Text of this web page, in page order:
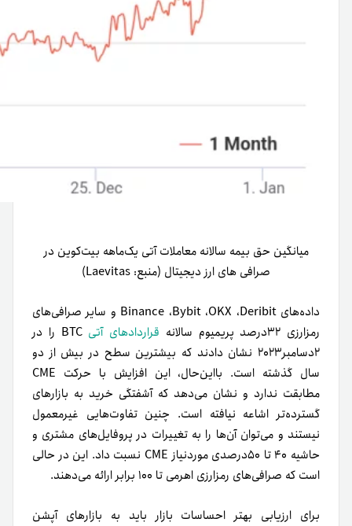
میانگین حق بیمه سالانه معاملات آتی یک‌ماهه بیت‌کوین در
صرافی های ارز دیجیتال (منبع: Laevitas)
داده‌های Binance ،‌Bybit ،‌OKX ،‌Deribit و سایر صرافی‌های
رمزارزی ۳۲درصد پریمیوم سالانه
قراردادهای آتی
BTC را در
۲‌دسامبر‌۲۰۲۳ نشان دادند که بیشترین سطح در بیش از دو
سال گذشته است. بااین‌حال، این افزایش با حرکت CME
مطابقت ندارد و نشان می‌دهد که آشفتگی خرید به بازارهای
گسترده‌تر اشاعه نیافته است. چنین تفاوت‌هایی غیرمعمول
نیستند و می‌توان آن‌ها را به تغییرات در پروفایل‌های مشتری و
حاشیه ۴۰ تا ۵۰درصدی موردنیاز CME نسبت داد. این در حالی‌
است که صرافی‌های رمزارزی اهرمی تا ۱۰۰ برابر ارائه می‌دهند.
برای ارزیابی بهتر احساسات بازار باید به بازارهای آپشن